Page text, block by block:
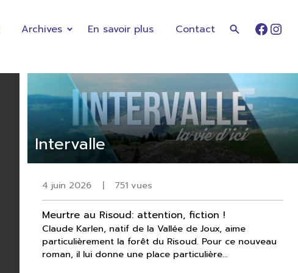
Archives En savoir plus Contact
Intervalle
4 juin 2026 | 751 vues
Meurtre au Risoud: attention, fiction !
Claude Karlen, natif de la Vallée de Joux, aime
particulièrement la forêt du Risoud. Pour ce nouveau
roman, il lui donne une place particulière…